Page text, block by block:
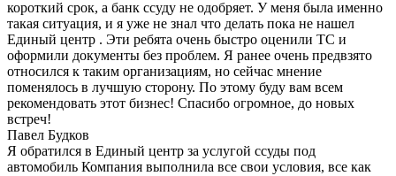
короткий срок, а банк ссуду не одобряет. У меня была именно
такая ситуация, и я уже не знал что делать пока не нашел
Единый центр . Эти ребята очень быстро оценили ТС и
оформили документы без проблем. Я ранее очень предвзято
относился к таким организациям, но сейчас мнение
поменялось в лучшую сторону. По этому буду вам всем
рекомендовать этот бизнес! Спасибо огромное, до новых
встреч!
Павел Будков
Я обратился в Единый центр за услугой ссуды под
автомобиль Компания выполнила все свои условия, все как